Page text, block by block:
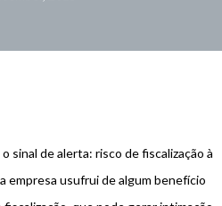
sinal de alerta: risco de fiscalização à
empresa usufrui de algum benefício